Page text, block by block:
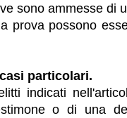
sono ammesse di
prova possono
particolari.
indicati
o di una